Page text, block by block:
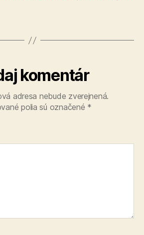
komentár
adresa nebude zverejnená.
polia sú označené *